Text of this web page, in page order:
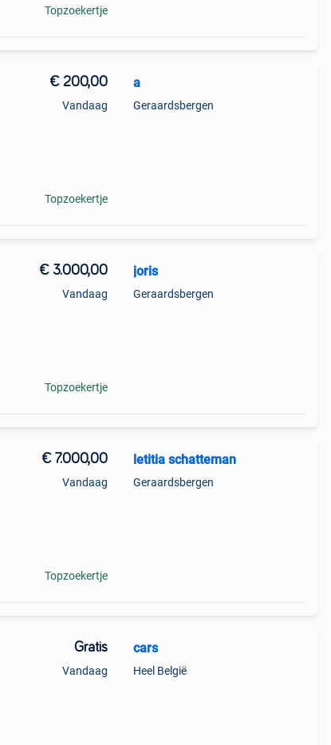
Topzoekertje
€ 200,00
Vandaag
Topzoekertje
a
Geraardsbergen
€ 3.000,00
Vandaag
Topzoekertje
joris
Geraardsbergen
€ 7.000,00
Vandaag
Topzoekertje
letitia schatteman
Geraardsbergen
Gratis
Vandaag
cars
Heel België